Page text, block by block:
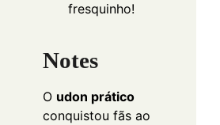
fresquinho!
Notes
O udon prático
conquistou fãs ao